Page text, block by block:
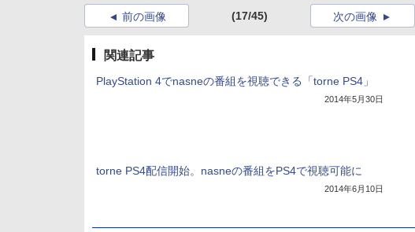
前の画像 (17/45) 次の画像
関連記事
PlayStation 4でnasneの番組を視聴できる「torne PS4」
2014年5月30日
torne PS4配信開始。nasneの番組をPS4で視聴可能に
2014年6月10日